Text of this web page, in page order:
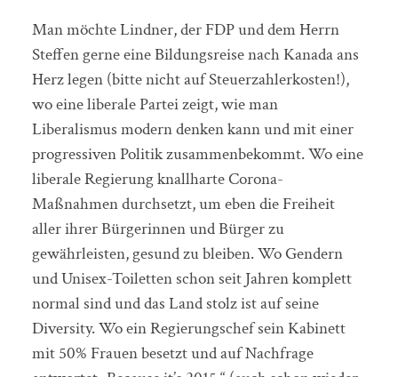
Man möchte Lindner, der FDP und dem Herrn
Steffen gerne eine Bildungsreise nach Kanada ans
Herz legen (bitte nicht auf Steuerzahlerkosten!),
wo eine liberale Partei zeigt, wie man
Liberalismus modern denken kann und mit einer
progressiven Politik zusammenbekommt. Wo eine
liberale Regierung knallharte Corona-
Maßnahmen durchsetzt, um eben die Freiheit
aller ihrer Bürgerinnen und Bürger zu
gewährleisten, gesund zu bleiben. Wo Gendern
und Unisex-Toiletten schon seit Jahren komplett
normal sind und das Land stolz ist auf seine
Diversity. Wo ein Regierungschef sein Kabinett
mit 50% Frauen besetzt und auf Nachfrage